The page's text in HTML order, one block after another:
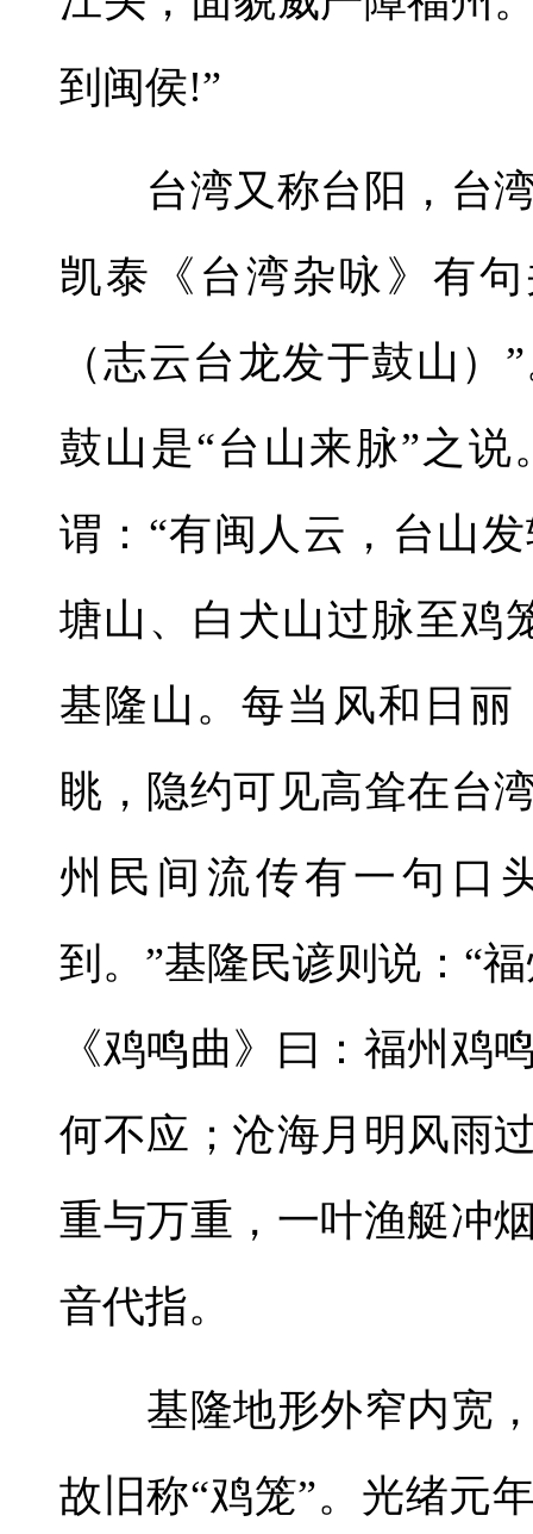
到闽侯!”
台湾又称台阳，台湾
凯泰《台湾杂咏》有
（志云台龙发于鼓山
鼓山是“台山来脉”之
谓：“有闽人云，台山
塘山、白犬山过脉至鸡
基隆山。每当风和日
眺，隐约可见高耸在台
州民间流传有一句口
到。”基隆民谚则说：“
《鸡鸣曲》曰：福州鸡
何不应；沧海月明风雨
重与万重，一叶渔艇冲
音代指。
基隆地形外窄内宽，
故旧称“鸡笼”。光绪元